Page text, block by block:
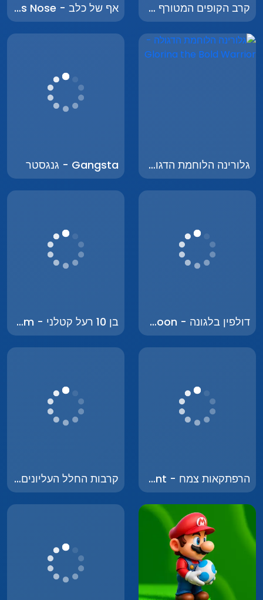
קרב הקופים המטורף - Super Monkey Poop Fight אף של כלב - Dog's Nose
גלורינה הלוחמת הדגולה - Glorina the Bold Warrior Gangsta - גנגסטר
דולפין בלגונה - Dolphin in the Lagoon בן 10 רעל קטלני - Ben 10 Deadly Venom
הרפתקאות צמח - Adventures of Plant קרבות החלל העליונים - Super Space Dog Fighting